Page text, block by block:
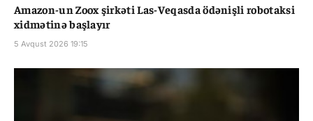
Amazon-un Zoox şirkəti Las-Veqasda ödənişli robotaksi
xidmətinə başlayır
5 Avqust 2026 19:15